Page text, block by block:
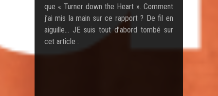
que « Turner down the Heart ». Comment
j’ai mis la main sur ce rapport ? De fil en
aiguille… JE suis tout d’abord tombé sur
cet article :